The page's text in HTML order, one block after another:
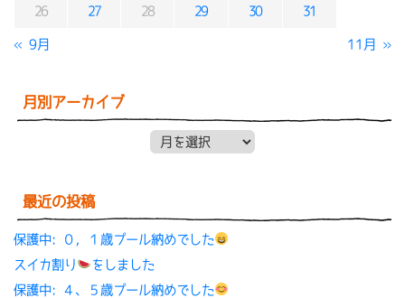
26 27 28 29 30 31
« 9月 11月 »
月別アーカイブ
最近の投稿
保護中: ０，１歳プール納めでした
スイカ割り
をしました
保護中: ４、５歳プール納めでした